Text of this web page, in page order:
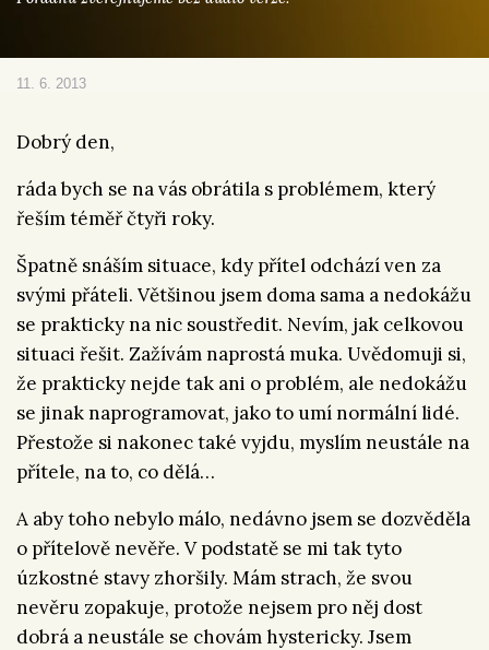
11. 6. 2013
Dobrý den,
ráda bych se na vás obrátila s problémem, který
řeším téměř čtyři roky.
Špatně snáším situace, kdy přítel odchází ven za
svými přáteli. Většinou jsem doma sama a nedokážu
se prakticky na nic soustředit. Nevím, jak celkovou
situaci řešit. Zažívám naprostá muka. Uvědomuji si,
že prakticky nejde tak ani o problém, ale nedokážu
se jinak naprogramovat, jako to umí normální lidé.
Přestože si nakonec také vyjdu, myslím neustále na
přítele, na to, co dělá…
A aby toho nebylo málo, nedávno jsem se dozvěděla
o přítelově nevěře. V podstatě se mi tak tyto
úzkostné stavy zhoršily. Mám strach, že svou
nevěru zopakuje, protože nejsem pro něj dost
dobrá a neustále se chovám hystericky. Jsem